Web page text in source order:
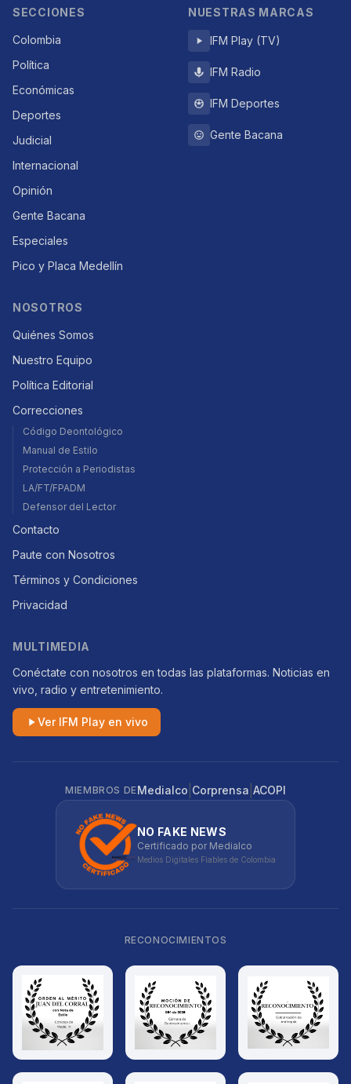
SECCIONES
Colombia
Política
Económicas
Deportes
Judicial
Internacional
Opinión
Gente Bacana
Especiales
Pico y Placa Medellín
NUESTRAS MARCAS
IFM Play (TV)
IFM Radio
IFM Deportes
Gente Bacana
NOSOTROS
Quiénes Somos
Nuestro Equipo
Política Editorial
Correcciones
Código Deontológico
Manual de Estilo
Protección a Periodistas
LA/FT/FPADM
Defensor del Lector
Contacto
Paute con Nosotros
Términos y Condiciones
Privacidad
MULTIMEDIA
Conéctate con nosotros en todas las plataformas. Noticias en
vivo, radio y entretenimiento.
Ver IFM Play en vivo
MIEMBROS DEMedialco Corprensa ACOPI
NO FAKE NEWS
Certificado por Medialco
Medios Digitales Fiables de Colombia
RECONOCIMIENTOS